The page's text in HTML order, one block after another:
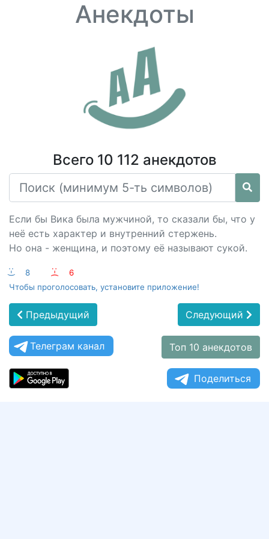
Анекдоты
Всего 10 112 анекдотов
Если бы Вика была мужчиной, то сказали бы, что у
неё есть характер и внутренний стержень.
Но она - женщина, и поэтому её называют сукой.
:-) 8 :-(
6
Чтобы проголосовать, установите приложение!
Предыдущий Следующий
Телеграм канал Топ 10 анекдотов
Поделиться